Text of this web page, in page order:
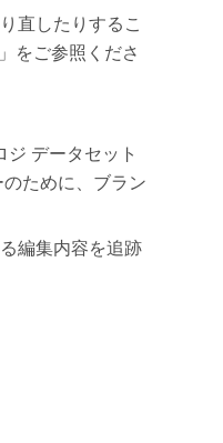
直したりするこ
をご参照くださ
データセット
ために、ブラン
編集内容を追跡